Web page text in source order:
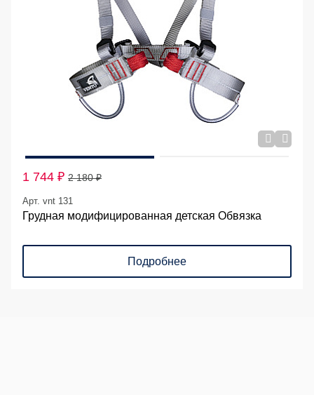
1 744 ₽ 2 180 ₽
Арт. vnt 131
Грудная модифицированная детская Обвязка
Подробнее